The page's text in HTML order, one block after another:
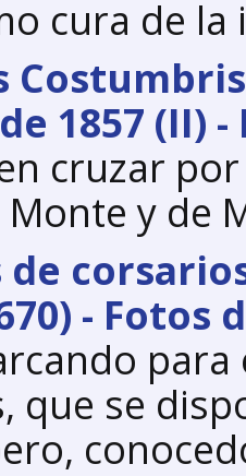
cura de la
1857 (II)
cruzar
Monte y de
- Fotos
que se